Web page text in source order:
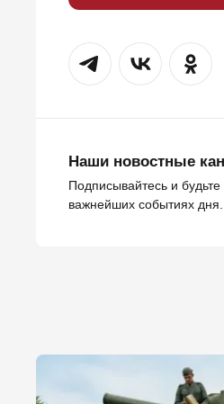
Наши новостные
Подписывайтесь и
важнейших событиях дня.